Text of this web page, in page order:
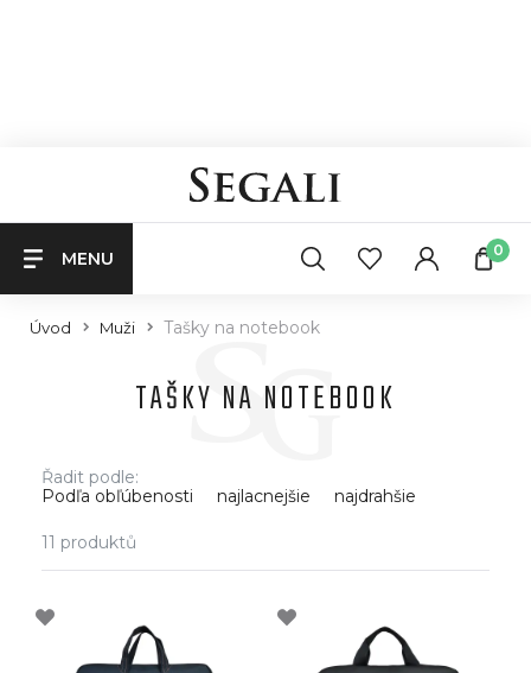
MENU 0
Úvod Muži Tašky na notebook
TAŠKY NA NOTEBOOK
Řadit podle:
Podľa obľúbenosti
najlacnejšie najdrahšie
11 produktů